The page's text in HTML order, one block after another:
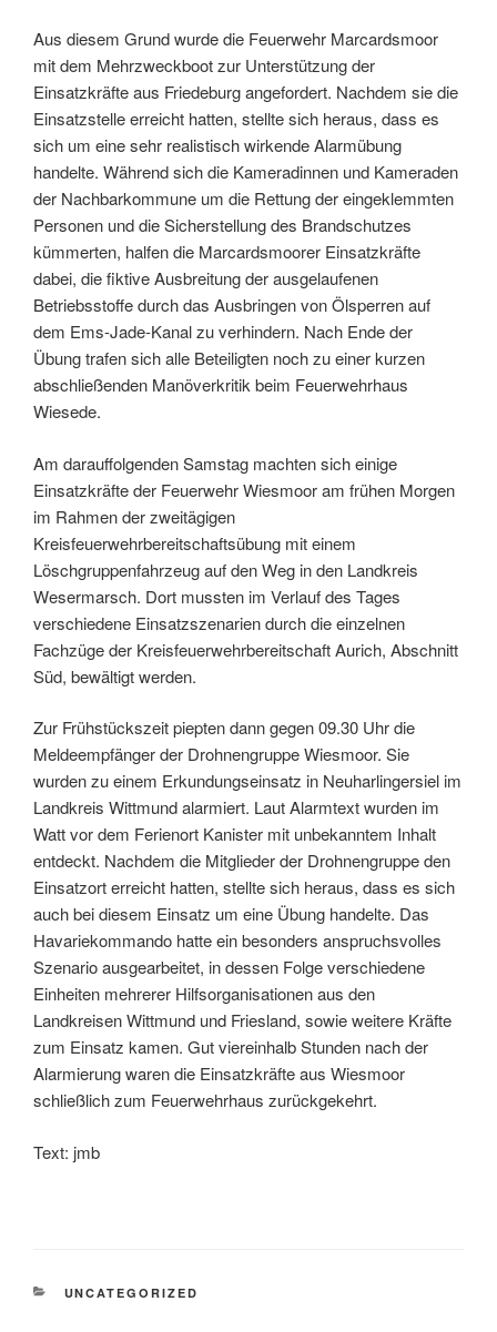
Aus diesem Grund wurde die Feuerwehr Marcardsmoor
mit dem Mehrzweckboot zur Unterstützung der
Einsatzkräfte aus Friedeburg angefordert. Nachdem sie die
Einsatzstelle erreicht hatten, stellte sich heraus, dass es
sich um eine sehr realistisch wirkende Alarmübung
handelte. Während sich die Kameradinnen und Kameraden
der Nachbarkommune um die Rettung der eingeklemmten
Personen und die Sicherstellung des Brandschutzes
kümmerten, halfen die Marcardsmoorer Einsatzkräfte
dabei, die fiktive Ausbreitung der ausgelaufenen
Betriebsstoffe durch das Ausbringen von Ölsperren auf
dem Ems-Jade-Kanal zu verhindern. Nach Ende der
Übung trafen sich alle Beteiligten noch zu einer kurzen
abschließenden Manöverkritik beim Feuerwehrhaus
Wiesede.
Am darauffolgenden Samstag machten sich einige
Einsatzkräfte der Feuerwehr Wiesmoor am frühen Morgen
im Rahmen der zweitägigen
Kreisfeuerwehrbereitschaftsübung mit einem
Löschgruppenfahrzeug auf den Weg in den Landkreis
Wesermarsch. Dort mussten im Verlauf des Tages
verschiedene Einsatzszenarien durch die einzelnen
Fachzüge der Kreisfeuerwehrbereitschaft Aurich, Abschnitt
Süd, bewältigt werden.
Zur Frühstückszeit piepten dann gegen 09.30 Uhr die
Meldeempfänger der Drohnengruppe Wiesmoor. Sie
wurden zu einem Erkundungseinsatz in Neuharlingersiel im
Landkreis Wittmund alarmiert. Laut Alarmtext wurden im
Watt vor dem Ferienort Kanister mit unbekanntem Inhalt
entdeckt. Nachdem die Mitglieder der Drohnengruppe den
Einsatzort erreicht hatten, stellte sich heraus, dass es sich
auch bei diesem Einsatz um eine Übung handelte. Das
Havariekommando hatte ein besonders anspruchsvolles
Szenario ausgearbeitet, in dessen Folge verschiedene
Einheiten mehrerer Hilfsorganisationen aus den
Landkreisen Wittmund und Friesland, sowie weitere Kräfte
zum Einsatz kamen. Gut viereinhalb Stunden nach der
Alarmierung waren die Einsatzkräfte aus Wiesmoor
schließlich zum Feuerwehrhaus zurückgekehrt.
Text: jmb
UNCATEGORIZED